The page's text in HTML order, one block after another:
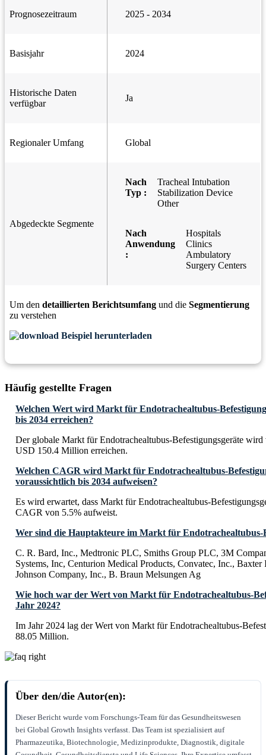
Prognosezeitraum 2025 - 2034
Basisjahr 2024
Historische Daten
verfügbar
Ja
Regionaler Umfang Global
Abgedeckte Segmente
Nach
Typ :
Tracheal Intubation
Stabilization Device
Other
Nach
Anwendung
:
Hospitals
Clinics
Ambulatory
Surgery Centers
Um den detaillierten Berichtsumfang und die Segmentierung
zu verstehen
Beispiel herunterladen
Häufig gestellte Fragen
Welchen Wert wird Markt für Endotrachealtubus-
bis 2034 erreichen?
Der globale Markt für Endotrachealtubus-Befestigungsgeräte
USD 150.4 Million erreichen.
Welchen CAGR wird Markt für Endotrachealtubus-
voraussichtlich bis 2034 aufweisen?
Es wird erwartet, dass Markt für Endotrachealtubus-
CAGR von 5.5% aufweist.
Wer sind die Hauptakteure im Markt für Endotrachealtubus-
C. R. Bard, Inc., Medtronic PLC, Smiths Group PLC, 3M
Systems, Inc, Centurion Medical Products, Convatec, Inc.,
Johnson Company, Inc., B. Braun Melsungen Ag
Wie hoch war der Wert von Markt für Endotrachealtubus-
Jahr 2024?
Im Jahr 2024 lag der Wert von Markt für Endotrachealtubus-
88.05 Million.
Über den/die Autor(en):
Dieser Bericht wurde vom Forschungs-Team für das Gesundheitswesen
bei Global Growth Insights verfasst. Das Team ist spezialisiert auf
Pharmazeutika, Biotechnologie, Medizinprodukte, Diagnostik, digitale